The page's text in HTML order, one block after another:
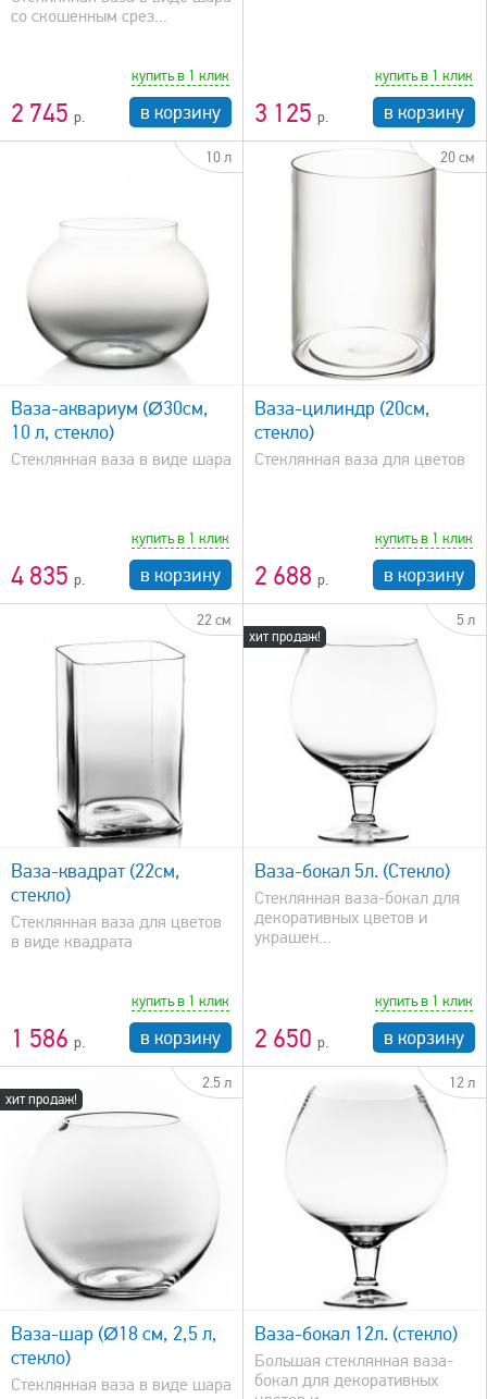
со скошенным срез...
2 745
купить в 1 клик
в корзину 3 125
купить в 1 клик
в корзину
10 л
Ваза-аквариум (Ø30см,
10 л, стекло)
Стеклянная ваза в виде шара
4 835
купить в 1 клик
в корзину
20 см
быстрый просмотр
Ваза-цилиндр (20см,
стекло)
Стеклянная ваза для цветов
2 688
купить в 1 клик
в корзину
22 см
Ваза-квадрат (22см,
стекло)
Стеклянная ваза для цветов
в виде квадрата
1 586
купить в 1 клик
в корзину
хит продаж!
5 л
быстрый просмотр
Ваза-бокал 5л. (Стекло)
Стеклянная ваза-бокал для
декоративных цветов и
украшен...
2 650
купить в 1 клик
в корзину
хит продаж!
2.5 л
Ваза-шар (Ø18 см, 2,5 л,
стекло)
Стеклянная ваза в виде шара
12 л
быстрый просмотр
Ваза-бокал 12л. (стекло)
Большая стеклянная ваза-
бокал для декоративных